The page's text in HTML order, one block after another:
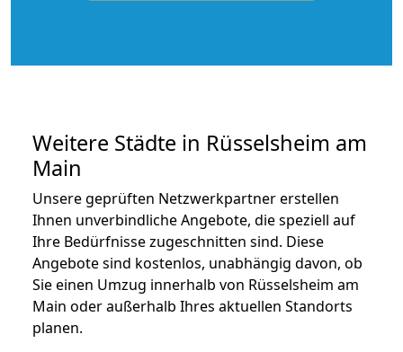
Weitere Städte in Rüsselsheim am
Main
Unsere geprüften Netzwerkpartner erstellen
Ihnen unverbindliche Angebote, die speziell auf
Ihre Bedürfnisse zugeschnitten sind. Diese
Angebote sind kostenlos, unabhängig davon, ob
Sie einen Umzug innerhalb von Rüsselsheim am
Main oder außerhalb Ihres aktuellen Standorts
planen.